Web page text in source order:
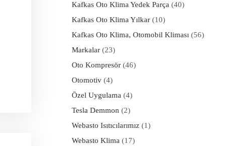
Kafkas Oto Klima Yedek Parça (40)
Kafkas Oto Klima Yılkar (10)
Kafkas Oto Klima, Otomobil Kliması (56)
Markalar (23)
Oto Kompresör (46)
Otomotiv (4)
Özel Uygulama (4)
Tesla Demmon (2)
Webasto Isıtıcılarımız (1)
Webasto Klima (17)